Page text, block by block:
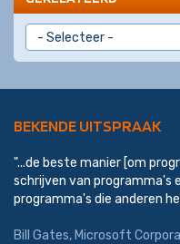
BEKENDE UITSPRAAK
"...de beste manier [om
schrijven van programma's
programma's die anderen
Bill Gates,Microsoft